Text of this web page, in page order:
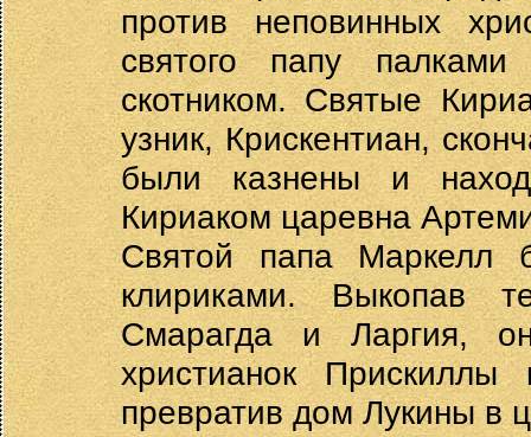
против неповинных
святого папу
скотником. Святые
узник, Крискентиан,
были казнены и
Кириаком царевна
Святой папа Маркелл
клириками. Выкопав
Смарагда и Ларгия,
христианок
превратив дом Лукины в